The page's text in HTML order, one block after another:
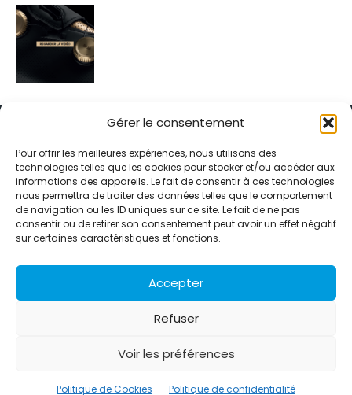
Gérer le consentement
Pour offrir les meilleures expériences, nous utilisons des
technologies telles que les cookies pour stocker et/ou accéder aux
informations des appareils. Le fait de consentir à ces technologies
nous permettra de traiter des données telles que le comportement
de navigation ou les ID uniques sur ce site. Le fait de ne pas
consentir ou de retirer son consentement peut avoir un effet négatif
sur certaines caractéristiques et fonctions.
Accepter
Refuser
Voir les préférences
Politique de Cookies Politique de confidentialité
Alternative Média est une agence de relations presse et de
relations publiques basée à Grenoble. Depuis 1995, elle conçoit et
pilote des stratégies de visibilité en France et à l’international
grâce à un réseau d’agences partenaires.
Contact International
Références